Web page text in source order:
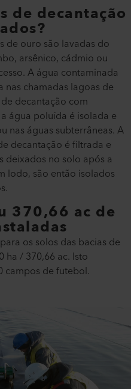
de decantação
de ouro são lavadas do
arsênico, cádmio ou
A água contaminada
chamadas lagoas de
decantação com
água poluída é isolada e
nas águas subterrâneas. A
decantação é filtrada e
deixados no solo após a
lodo, são então isolados
370,66 ac de
os solos das bacias de
ha / 370,66 ac. Isto
campos de futebol.